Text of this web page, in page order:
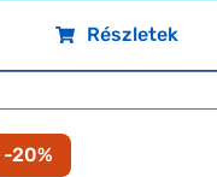
Részletek
-20%